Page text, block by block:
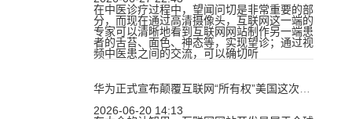
在中医诊疗过程中，望闻问切是非常重要的部
分，而现在通过高清摄像头，互联网这一端的
专家可以清晰地看到互联网网站制作另一端患
者的舌苔、面色、神态等，实现望诊；通过视
频中医患之间的交流，可以确切听
2026-06-20 14:13